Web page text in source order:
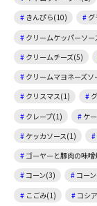
きんぴら(10)
クリームケッパーソー
クリームチーズ(5)
クリームマヨネーズソ
クリスマス(1)
クレープ(1)
ケ
ケッカソース(1)
ゴーヤーと豚肉の味
コーン(3)
コー
こごみ(1)
コシ